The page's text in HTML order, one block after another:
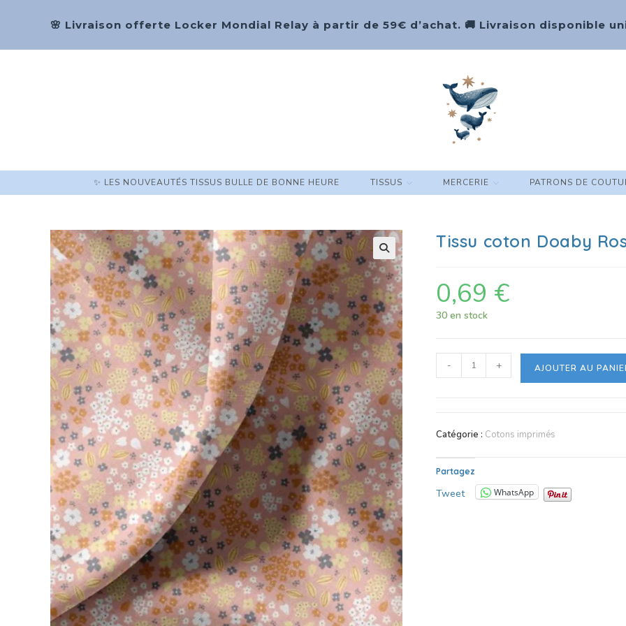
🌸 Livraison offerte Locker Mondial Relay à partir de 59€ d’achat. 🚚 Livraison disponible
✨ LES NOUVEAUTÉS TISSUS BULLE DE BONNE HEURE TISSUS MERCERIE PATRONS DE
🔍
Tissu coton Doaby
0,69 €
30 en stock
- + AJOUTER AU
Catégorie : Cotons imprimés
Partagez
Tweet WhatsApp